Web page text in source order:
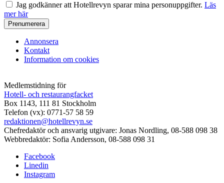
Jag godkänner att Hotellrevyn sparar mina personuppgifter. Läs
mer här
Annonsera
Kontakt
Information om cookies
Medlemstidning för
Hotell- och restaurangfacket
Box 1143, 111 81 Stockholm
Telefon (vx): 0771-57 58 59
redaktionen@hotellrevyn.se
Chefredaktör och ansvarig utgivare: Jonas Nordling, 08-588 098 38
Webbredaktör: Sofia Andersson, 08-588 098 31
Facebook
Linedin
Instagram